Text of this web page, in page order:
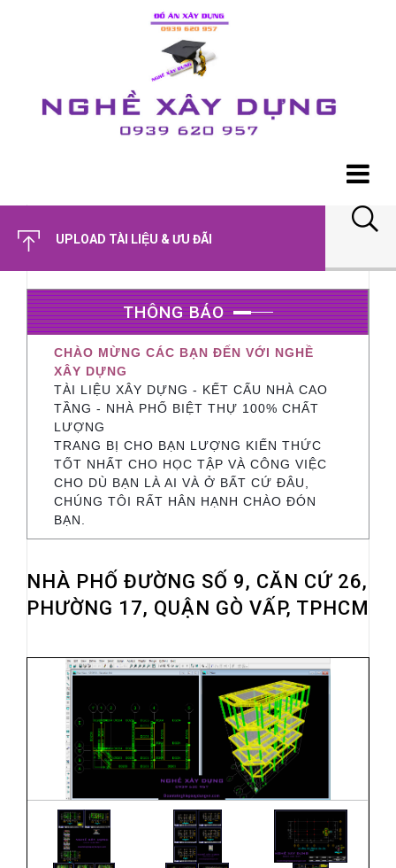
UPLOAD TÀI LIỆU & ƯU ĐÃI
THÔNG BÁO
CHÀO MỪNG CÁC BẠN ĐẾN VỚI NGHỀ
XÂY DỰNG
TÀI LIỆU XÂY DỰNG - KẾT CẤU NHÀ CAO
TẦNG - NHÀ PHỐ BIỆT THỰ 100% CHẤT
LƯỢNG
TRANG BỊ CHO BẠN LƯỢNG KIẾN THỨC
TỐT NHẤT CHO HỌC TẬP VÀ CÔNG VIỆC
CHO DÙ BẠN LÀ AI VÀ Ở BẤT CỨ ĐÂU,
CHÚNG TÔI RẤT HÂN HẠNH CHÀO ĐÓN
BẠN.
NHÀ PHỐ ĐƯỜNG SỐ 9, CĂN CỨ 26,
PHƯỜNG 17, QUẬN GÒ VẤP, TPHCM